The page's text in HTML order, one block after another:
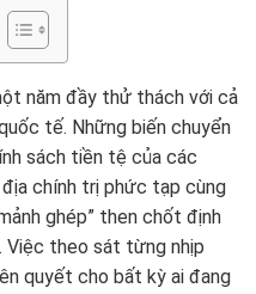
năm đầy thử thách với cả
tế. Những biến chuyển
sách tiền tệ của các
chính trị phức tạp cùng
ghép” then chốt định
Việc theo sát từng nhịp
quyết cho bất kỳ ai đang